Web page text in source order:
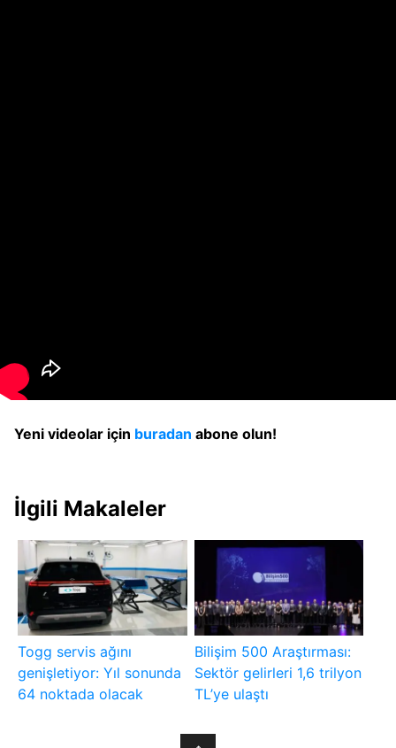
Yeni videolar için buradan abone olun!
İlgili Makaleler
Togg servis ağını
genişletiyor: Yıl sonunda
64 noktada olacak
Bilişim 500 Araştırması:
Sektör gelirleri 1,6 trilyon
TL’ye ulaştı